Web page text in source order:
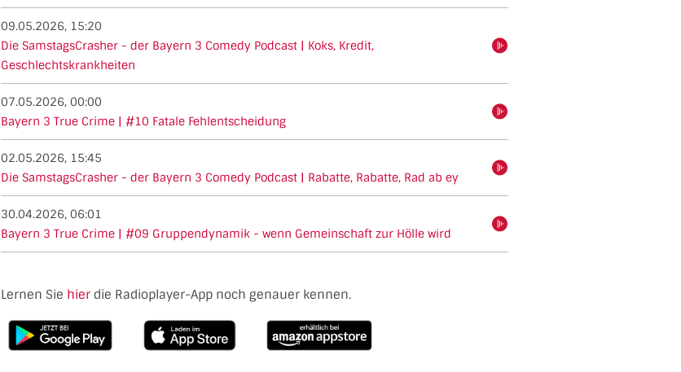
09.05.2026, 15:20
Die SamstagsCrasher - der Bayern 3 Comedy Podcast | Koks, Kredit,
Geschlechtskrankheiten
07.05.2026, 00:00
Bayern 3 True Crime | #10 Fatale Fehlentscheidung
02.05.2026, 15:45
Die SamstagsCrasher - der Bayern 3 Comedy Podcast | Rabatte, Rabatte, Rad ab ey
hören
30.04.2026, 06:01
Bayern 3 True Crime | #09 Gruppendynamik - wenn Gemeinschaft zur Hölle wird
hören
Lernen Sie hier die Radioplayer-App noch genauer kennen.